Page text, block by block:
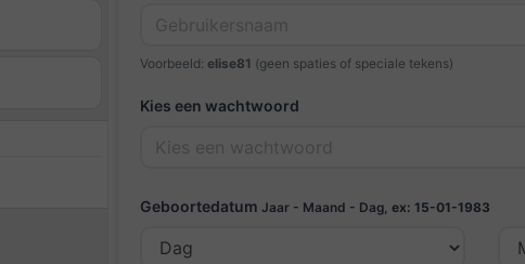
Voorbeeld: elise81 (geen spaties of speciale tekens)
Kies een wachtwoord
Geboortedatum Jaar - Maand - Dag, ex: 15-01-1983